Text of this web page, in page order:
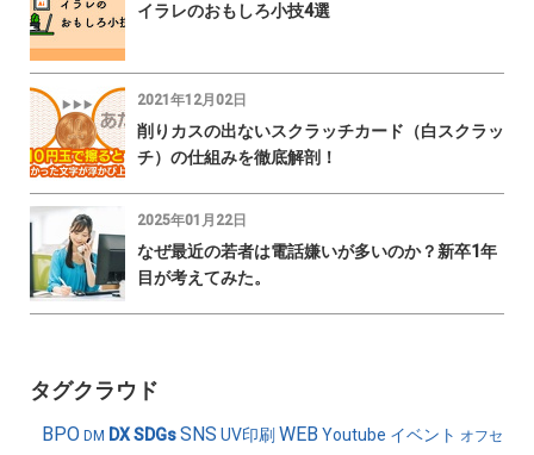
イラレのおもしろ小技4選
2021年12月02日
削りカスの出ないスクラッチカード（白スクラッ
チ）の仕組みを徹底解剖！
2025年01月22日
なぜ最近の若者は電話嫌いが多いのか？新卒1年
目が考えてみた。
タグクラウド
BPO DM DXSDGsSNS UV印刷 WEB Youtube イベント オフセ